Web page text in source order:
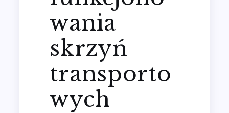
wania
skrzyń
transporto
wych